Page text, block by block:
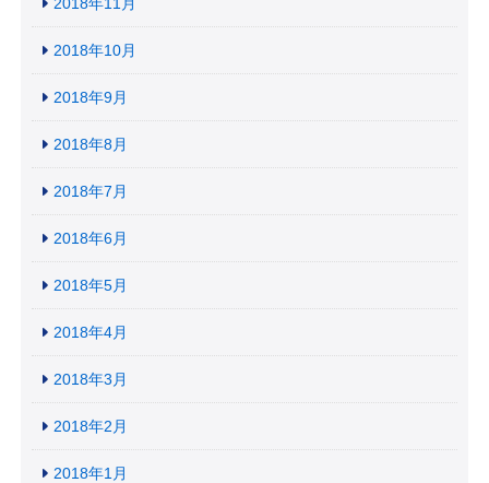
2018年10月
2018年9月
2018年8月
2018年7月
2018年6月
2018年5月
2018年4月
2018年3月
2018年2月
2018年1月